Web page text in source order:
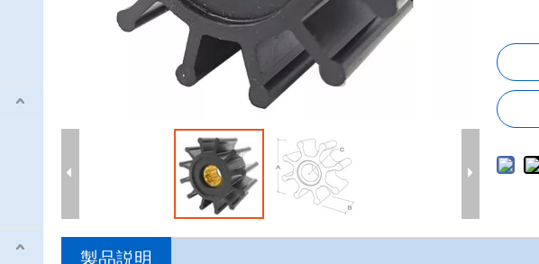
製品説明